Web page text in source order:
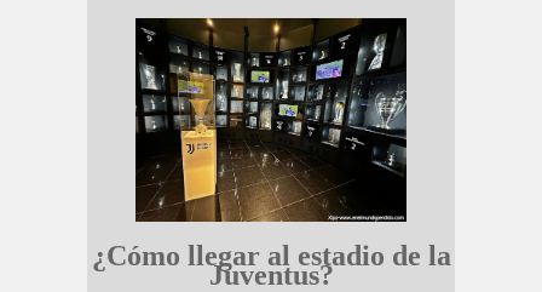
¿Cómo llegar al estadio de la
Juventus?